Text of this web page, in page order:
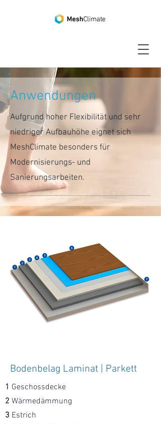
Anwendungen
Aufgrund hoher Flexibilität und sehr
niedriger Aufbauhöhe eignet sich
MeshClimate besonders für
Modernisierungs- und
Sanierungsarbeiten.
Bodenbelag Laminat | Parkett
1 Geschossdecke
2 Wärmedämmung
3 Estrich